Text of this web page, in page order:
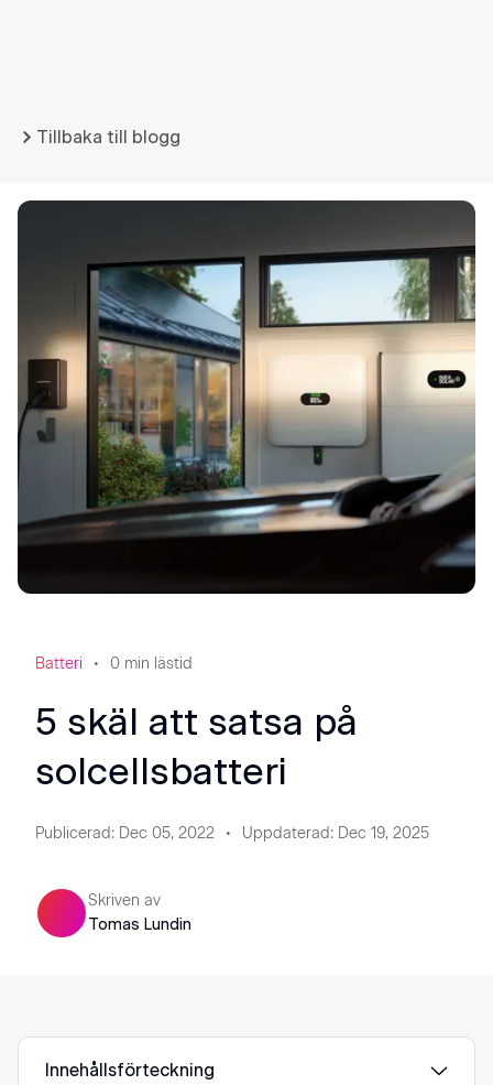
Tillbaka till blogg
Batteri 0 min lästid
5 skäl att satsa på
solcellsbatteri
Publicerad: Dec 05, 2022 Uppdaterad: Dec 19, 2025
Skriven av
Tomas Lundin
Innehållsförteckning